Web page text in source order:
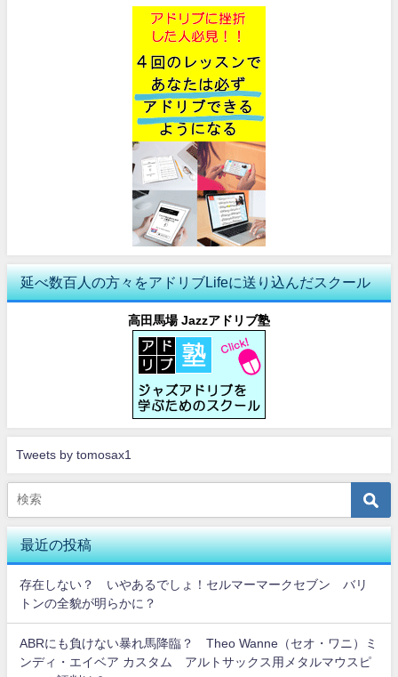
延べ数百人の方々をアドリブLifeに送り込んだスクール
高田馬場 Jazzアドリブ塾
Tweets by tomosax1
最近の投稿
存在しない？ いやあるでしょ！セルマーマークセブン バリ
トンの全貌が明らかに？
ABRにも負けない暴れ馬降臨？ Theo Wanne（セオ・ワニ）ミ
ンディ・エイベア カスタム アルトサックス用メタルマウスピ